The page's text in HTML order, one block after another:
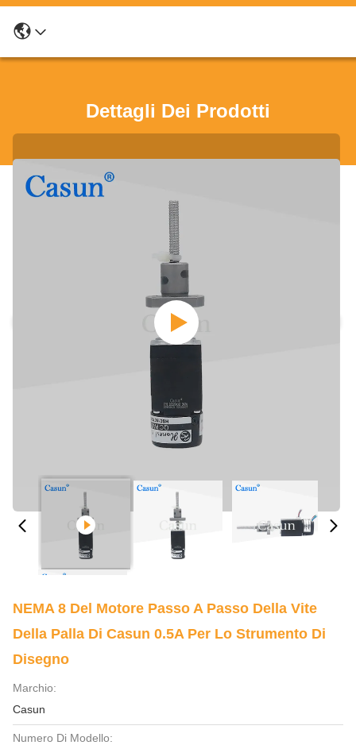
Dettagli Dei Prodotti
NEMA 8 Del Motore Passo A Passo Della Vite
Della Palla Di Casun 0.5A Per Lo Strumento Di
Disegno
Marchio:
Casun
Numero Di Modello: